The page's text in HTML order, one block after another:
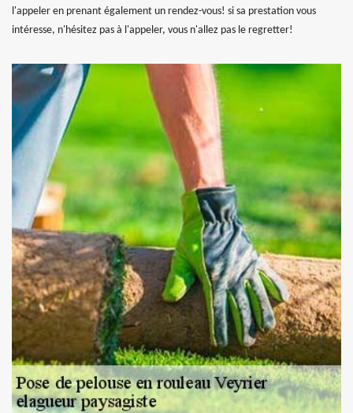
l'appeler en prenant également un rendez-vous! si sa prestation vous
intéresse, n'hésitez pas à l'appeler, vous n'allez pas le regretter!